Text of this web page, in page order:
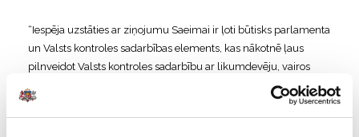
“Iespēja uzstāties ar ziņojumu Saeimai ir ļoti būtisks parlamenta
un Valsts kontroles sadarbības elements, kas nākotnē ļaus
pilnveidot Valsts kontroles sadarbību ar likumdevēju, vairos
savstarpējo izpratni par prioritātēm un stiprinās Valsts kontroles
revīzijās sniegto ieteikumu ietekmi,” norādīja
kontrolieris Rolands Irklis.Viņš arī norādīja, ka “šāda